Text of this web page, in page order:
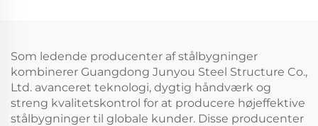
Som ledende producenter af stålbygninger
kombinerer Guangdong Junyou Steel Structure Co.,
Ltd. avanceret teknologi, dygtig håndværk og
streng kvalitetskontrol for at producere højeffektive
stålbygninger til globale kunder. Disse producenter